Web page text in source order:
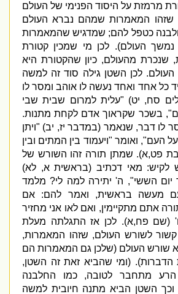
מרמזת על היסוד הפנימי של העולם
המאמרות שמהם נברא העולם
כטפל להם;שמדגיש שהמאמרות
העולם).לכן מי שמכין קטורת
שנכרת מהעולם,כיון שהקטורת היא
.לכן השטן גילה סוד זה למשה
אחד ואחד נעשה לו אוהב ומסר לו
סח,יט ) "עלית למרום שבית שבי
בשכר שקראוך אדם לקחת מתנות.
דבר,שנאמר(במדבר יז,יב ) "ויתן
העם",ואומר"ויעמוד בין המתים ובין
פט,א).שמתן תורה זהו השורש של
:מאי דכתיב(בראשית א ,לא)
הששי",ה 'יתירה למה לי ?מלמד
בראשית,ואמר להם:אם
אתם מתקיימין,ואם לאו אני מחזיר
שם פח,א).לכן אז התגלתה מעלת
לשורש העולם,שזהו המאמרות,
שורש העולם(שלכן גם המאמרות הם
). (ומי שהביא זאת זה השטן,
מתחבר לטובה,כמו החלבנה
השטן הביא מתנה חיובית למשה